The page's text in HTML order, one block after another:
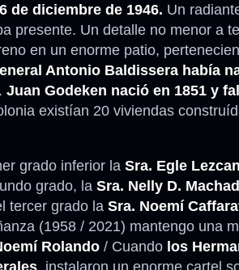
de diciembre de 1946. Un
presente. Un detalle no menor a
en un enorme patio,
Antonio Baldissera había
. Juan Godeken nació en 1851 y
existían 20 viviendas
grado inferior la Sra. Egle
grado, la Sra. Nelly D.
tercer grado la Sra. Noemí
(1958 / 2021) mantengo una
Rolando / Cuando los
, instalaron un enorme cartel